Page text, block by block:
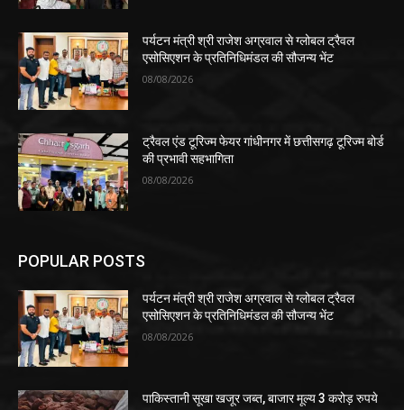
पर्यटन मंत्री श्री राजेश अग्रवाल से ग्लोबल ट्रैवल
एसोसिएशन के प्रतिनिधिमंडल की सौजन्य भेंट
08/08/2026
ट्रैवल एंड टूरिज्म फेयर गांधीनगर में छत्तीसगढ़ टूरिज्म बोर्ड
की प्रभावी सहभागिता
08/08/2026
POPULAR POSTS
पर्यटन मंत्री श्री राजेश अग्रवाल से ग्लोबल ट्रैवल
एसोसिएशन के प्रतिनिधिमंडल की सौजन्य भेंट
08/08/2026
पाकिस्तानी सूखा खजूर जब्त, बाजार मूल्य 3 करोड़ रुपये